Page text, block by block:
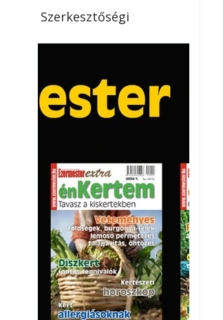
paradicsomot sokszor
gazdasági érettségben, azaz
Utóérik eközben, de nem lesz
olyan ízű, mint amit a saját
kertünkben, biológiai
tárolható h
Szerkesztőségi